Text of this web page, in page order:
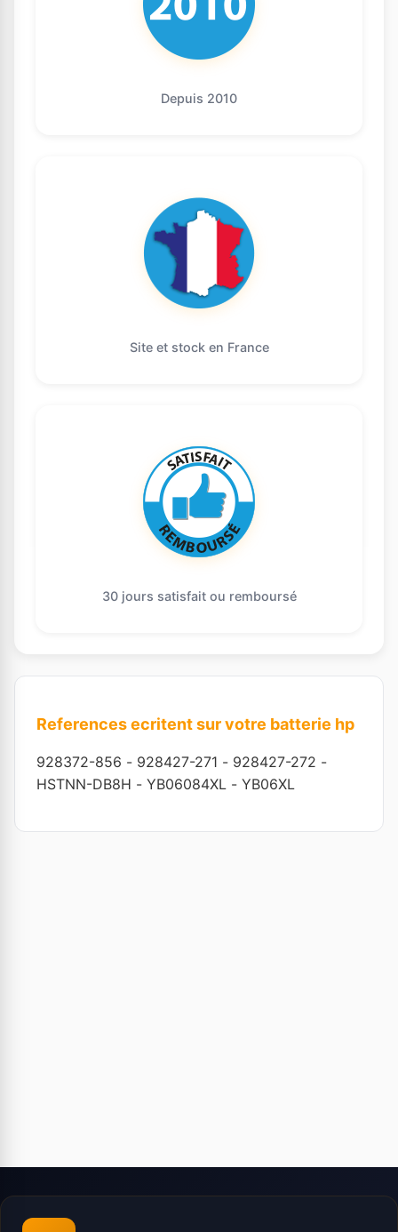
Depuis 2010
Site et stock en France
30 jours satisfait ou remboursé
References ecritent sur votre batterie hp
928372-856 - 928427-271 - 928427-272 -
HSTNN-DB8H - YB06084XL - YB06XL